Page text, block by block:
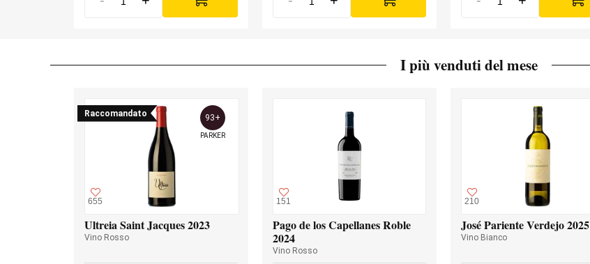
I più venduti del mese
Raccomandato
655
93+
PARKER
Ultreia Saint Jacques 2023
Vino Rosso
151
Pago de los Capellanes Roble
2024
Vino Rosso
210
José Pariente Verdejo 2025
Vino Bianco